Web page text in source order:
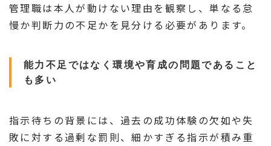
管理職は本人が動けない理由を観察し、単なる怠
慢か判断力の不足かを見分ける必要があります。
能力不足ではなく環境や育成の問題であること
も多い
指示待ちの背景には、過去の成功体験の欠如や失
敗に対する過剰な罰則、細かすぎる指示が積み重